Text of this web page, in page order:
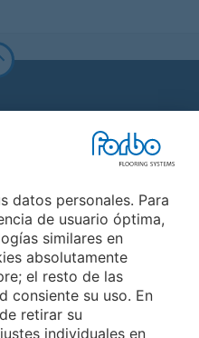
datos personales. Para
de usuario óptima,
similares en
absolutamente
el resto de las
consiente su uso. En
retirar su
individuales en